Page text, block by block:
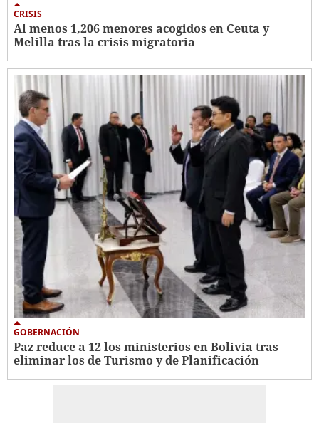
CRISIS
Al menos 1,206 menores acogidos en Ceuta y
Melilla tras la crisis migratoria
GOBERNACIÓN
Paz reduce a 12 los ministerios en Bolivia tras
eliminar los de Turismo y de Planificación